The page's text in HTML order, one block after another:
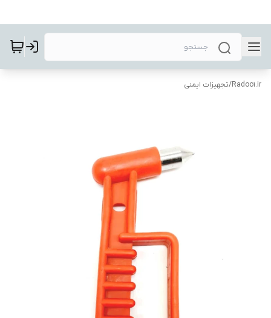
Radoo1.ir
/تجهیزات ایمنی